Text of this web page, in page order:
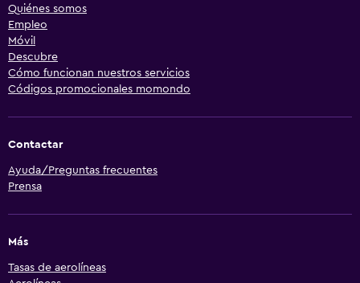
Quiénes somos
Empleo
Móvil
Descubre
Cómo funcionan nuestros servicios
Códigos promocionales momondo
Contactar
Ayuda/Preguntas frecuentes
Prensa
Más
Tasas de aerolíneas